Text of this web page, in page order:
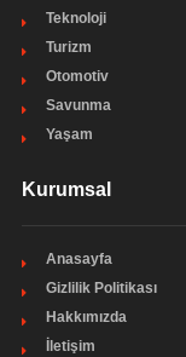
Teknoloji
Turizm
Otomotiv
Savunma
Yaşam
Kurumsal
Anasayfa
Gizlilik Politikası
Hakkımızda
İletişim